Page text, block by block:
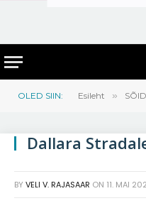
OLED SIIN: Esileht »
Dallara
BY VELI V. RAJASAAR ON 11. MAI